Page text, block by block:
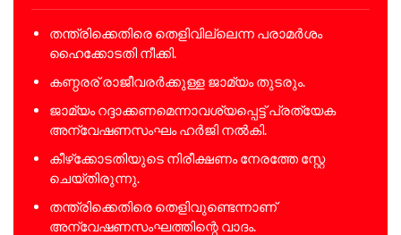
തന്ത്രിക്കെതിരെ തെളിവില്ലെന്ന പരാമര്‍ശം
ഹൈക്കോടതി നീക്കി.
കണ്ഠരര് രാജീവരര്‍ക്കുള്ള ജാമ്യം തുടരും.
ജാമ്യം റദ്ദാക്കണമെന്നാവശ്യപ്പെട്ട് പ്രത്യേക
അന്വേഷണസംഘം ഹര്‍ജി നല്‍കി.
കീഴ്‌ക്കോടതിയുടെ നിരീക്ഷണം നേരത്തേ സ്റ്റേ
ചെയ്തിരുന്നു.
തന്ത്രിക്കെതിരെ തെളിവുണ്ടെന്നാണ്
അന്വേഷണസംഘത്തിന്റെ വാദം.